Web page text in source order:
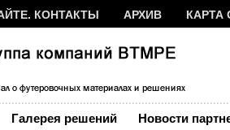
КОНТАКТЫ АРХИВ КАРТА
Галерея решений Новости